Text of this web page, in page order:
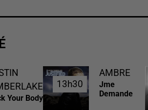
Your Body
13h30
13h30
AMBRE
Jme
Demande